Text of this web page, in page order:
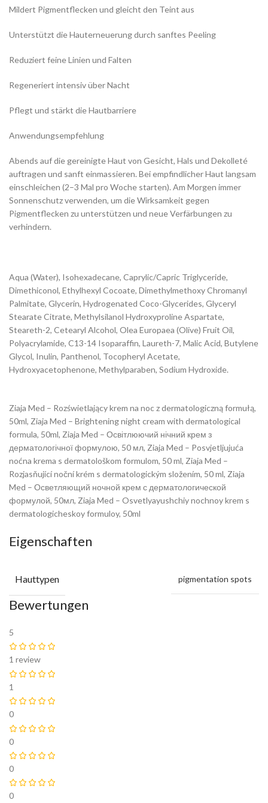
Mildert Pigmentflecken und gleicht den Teint aus
Unterstützt die Hauterneuerung durch sanftes Peeling
Reduziert feine Linien und Falten
Regeneriert intensiv über Nacht
Pflegt und stärkt die Hautbarriere
Anwendungsempfehlung
Abends auf die gereinigte Haut von Gesicht, Hals und Dekolleté
auftragen und sanft einmassieren. Bei empfindlicher Haut langsam
einschleichen (2–3 Mal pro Woche starten). Am Morgen immer
Sonnenschutz verwenden, um die Wirksamkeit gegen
Pigmentflecken zu unterstützen und neue Verfärbungen zu
verhindern.
Aqua (Water), Isohexadecane, Caprylic/Capric Triglyceride,
Dimethiconol, Ethylhexyl Cocoate, Dimethylmethoxy Chromanyl
Palmitate, Glycerin, Hydrogenated Coco-Glycerides, Glyceryl
Stearate Citrate, Methylsilanol Hydroxyproline Aspartate,
Steareth-2, Cetearyl Alcohol, Olea Europaea (Olive) Fruit Oil,
Polyacrylamide, C13-14 Isoparaffin, Laureth-7, Malic Acid, Butylene
Glycol, Inulin, Panthenol, Tocopheryl Acetate,
Hydroxyacetophenone, Methylparaben, Sodium Hydroxide.
Ziaja Med – Rozświetlający krem ​​na noc z dermatologiczną formułą,
50ml, Ziaja Med – Brightening night cream with dermatological
formula, 50ml, Ziaja Med – Освітлюючий нічний крем з
дерматологічної формулою, 50 мл, Ziaja Med – Posvjetljujuća
noćna krema s dermatološkom formulom, 50 ml, Ziaja Med –
Rozjasňující noční krém s dermatologickým složením, 50 ml, Ziaja
Med – Осветляющий ночной крем с дерматологической
формулой, 50мл, Ziaja Med – Osvetlyayushchiy nochnoy krem s
dermatologicheskoy formuloy, 50ml
Eigenschaften
Hauttypen pigmentation spots
Bewertungen
5
1 review
1
0
0
0
0